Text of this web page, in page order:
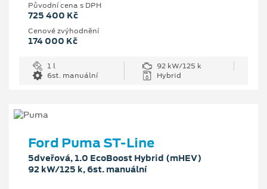
Původní cena s DPH
725 400 Kč
Cenové zvýhodnění
174 000 Kč
1 l
92 kW/125 k
6st. manuální
Hybrid
Ford Puma ST-Line
5dveřová, 1.0 EcoBoost Hybrid (mHEV)
92 kW/125 k, 6st. manuální